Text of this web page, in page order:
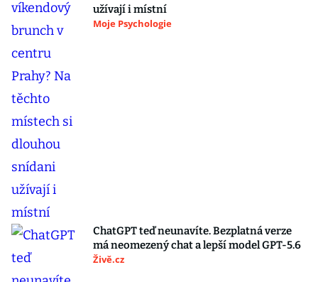
užívají i místní
Moje Psychologie
ChatGPT teď neunavíte. Bezplatná verze
má neomezený chat a lepší model GPT-5.6
Živě.cz